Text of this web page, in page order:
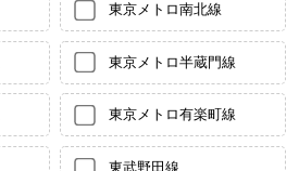
東京メトロ南北線
東京メトロ半蔵門線
東京メトロ有楽町線
東武野田線